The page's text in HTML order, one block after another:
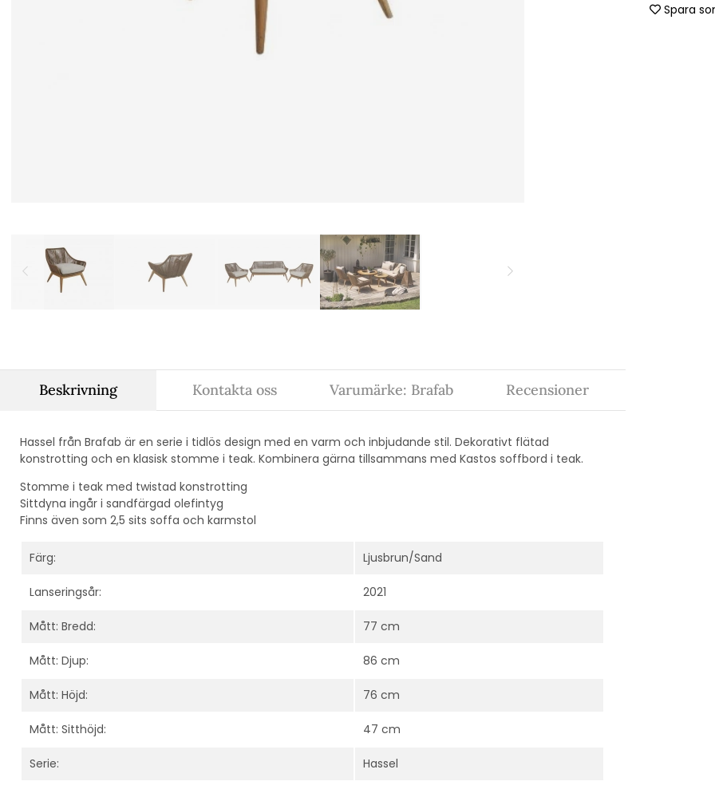
Spara
Beskrivning
Hassel från Brafab är en serie i tidlös design med en varm och inbjudande stil. Dekorativt flätad
konstrotting och en klasisk stomme i teak. Kombinera gärna tillsammans med Kastos soffbord i teak.
Stomme i teak med twistad konstrotting
Sittdyna ingår i sandfärgad olefintyg
Finns även som 2,5 sits soffa och karmstol
Färg: Ljusbrun/Sand
Lanseringsår: 2021
Mått: Bredd: 77 cm
Mått: Djup: 86 cm
Mått: Höjd: 76 cm
Mått: Sitthöjd: 47 cm
Serie: Hassel
Kontakta oss Varumärke: Brafab Recensioner